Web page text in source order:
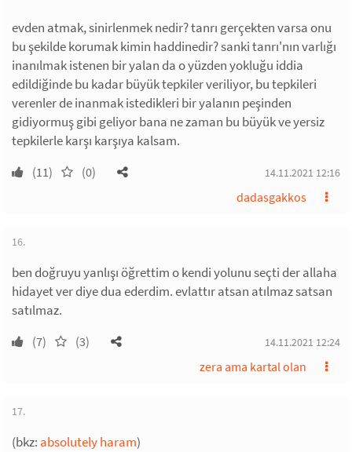
evden atmak, sinirlenmek nedir? tanrı gerçekten varsa onu
bu şekilde korumak kimin haddinedir? sanki tanrı'nın varlığı
inanılmak istenen bir yalan da o yüzden yokluğu iddia
edildiğinde bu kadar büyük tepkiler veriliyor, bu tepkileri
verenler de inanmak istedikleri bir yalanın peşinden
gidiyormuş gibi geliyor bana ne zaman bu büyük ve yersiz
tepkilerle karşı karşıya kalsam.
(11) (0) 14.11.2021 12:16
dadasgakkos
16.
ben doğruyu yanlışı öğrettim o kendi yolunu seçti der allaha
hidayet ver diye dua ederdim. evlattır atsan atılmaz satsan
satılmaz.
(7) (3) 14.11.2021 12:24
zera ama kartal olan
17.
(bkz: absolutely haram)